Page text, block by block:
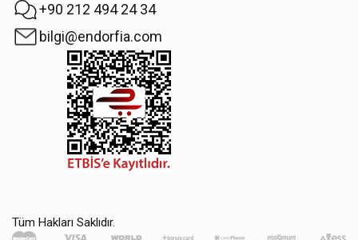
+90 212 494 24 34
bilgi@endorfia.com
Tüm Hakları Saklıdır.